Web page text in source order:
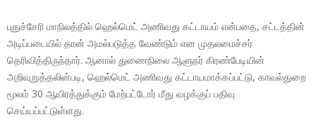
புதுச்சேரி மாநிலத்தில் ஹெல்மெட் அணிவது கட்டாயம் என்பதை, சட்டத்தின்
அடிப்படையில் தான் அமல்படுத்த வேண்டும் என முதலமைச்சர்
தெரிவித்திருந்தார். ஆனால் துணைநிலை ஆளுநர் கிரண்பேடியின்
அறிவுறுத்தலின்படி, ஹெல்மெட் அணிவது கட்டாயமாக்கப்பட்டு, காவல்துறை
மூலம் 30 ஆயிரத்துக்கும் மேற்பட்டோர் மீது வழக்குப் பதிவு
செய்யப்பட்டுள்ளது.